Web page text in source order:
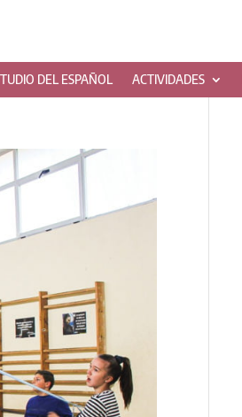
DEL ESPAÑOL ACTIVIDADES